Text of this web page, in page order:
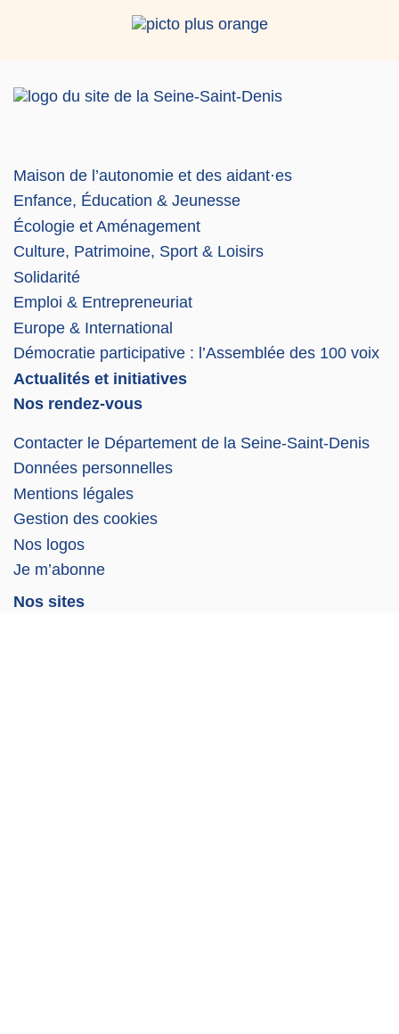
Maison de l’autonomie et des aidant·es
Enfance, Éducation & Jeunesse
Écologie et Aménagement
Culture, Patrimoine, Sport & Loisirs
Solidarité
Emploi & Entrepreneuriat
Europe & International
Démocratie participative : l’Assemblée des 100 voix
Actualités et initiatives
Nos rendez-vous
Contacter le Département de la Seine-Saint-Denis
Données personnelles
Mentions légales
Gestion des cookies
Nos logos
Je m’abonne
Nos sites